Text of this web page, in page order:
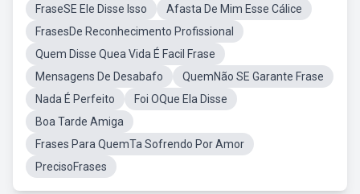
FraseSE Ele Disse Isso
Afasta De Mim Esse Cálice
FrasesDe Reconhecimento Profissional
Quem Disse Quea Vida É Facil Frase
Mensagens De Desabafo
QuemNão SE Garante Frase
Nada É Perfeito
Foi OQue Ela Disse
Boa Tarde Amiga
Frases Para QuemTa Sofrendo Por Amor
PrecisoFrases